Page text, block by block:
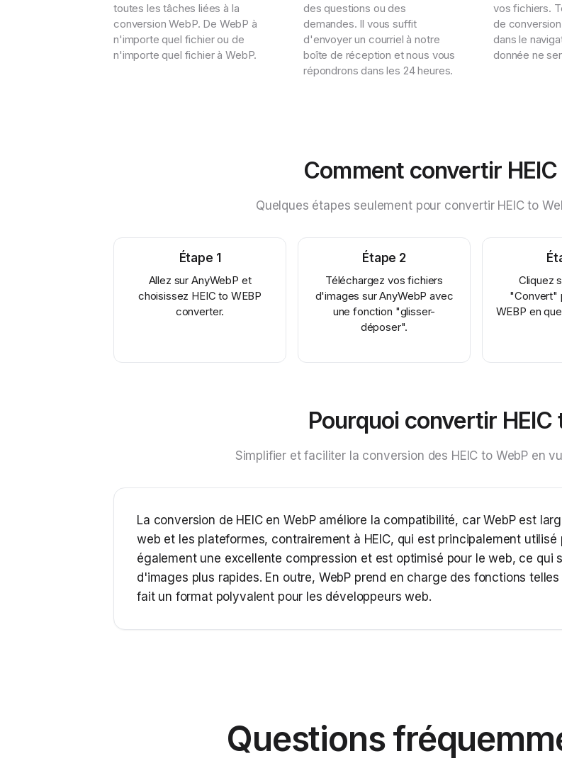
toutes les tâches liées à la
conversion WebP. De WebP à
n'importe quel fichier ou de
n'importe quel fichier à WebP.
des questions ou des
demandes. Il vous suffit
d'envoyer un courriel à notre
boîte de réception et nous vous
répondrons dans les 24 heures.
vos fichiers.
de
dans le
donnée ne
Comment convertir
Quelques étapes seulement pour convertir HEIC to
Étape 1
Allez sur AnyWebP et
choisissez HEIC to WEBP
converter.
Étape 2
Téléchargez vos fichiers
d'images sur AnyWebP avec
une fonction "glisser-
déposer".
Cliquez
"Convert"
WEBP en
Pourquoi convertir HEIC
Simplifier et faciliter la conversion des HEIC to WebP en
La conversion de HEIC en WebP améliore la compatibilité, car WebP est
web et les plateformes, contrairement à HEIC, qui est principalement utilisé
également une excellente compression et est optimisé pour le web, ce qui
d'images plus rapides. En outre, WebP prend en charge des fonctions
fait un format polyvalent pour les développeurs web.
Questions